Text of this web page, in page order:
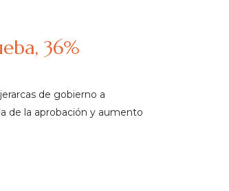
36%
de gobierno a
de la aprobación y aumento